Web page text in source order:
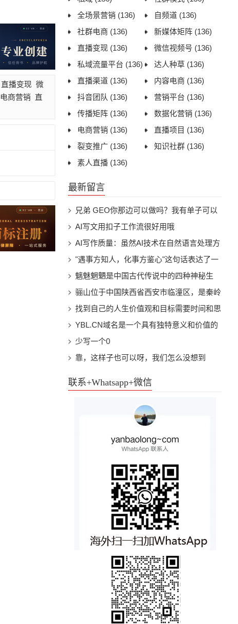
直播变现 微
电商营销 直
全场景营销 (136) 自频道 (136)
社群电商 (136) 新媒体矩阵 (136)
直播变现 (136) 微信视频号 (136)
私域流量平台 (136) 达人种草 (136)
直播渠道 (136) 内容电商 (136)
抖音团队 (136) 营销平台 (136)
传播矩阵 (136) 数据化营销 (136)
电商营销 (136) 直播项目 (136)
裂变推广 (136) 知识社群 (136)
素人直播 (136)
最新留言
兄弟 GEO你那边可以做吗？我有单子可以
甩你吗
AI写文用扣子工作流很好用哦
AI写作质量：虽然AI技术在自然语言处理方
面取得了显著进展，但目前的AI写作水平仍
然有限。AI生成的内容可能缺乏创意、独特
性和深度，这可能会影响网站的用户体验和
搜索引擎排名。
"遇事方知人，化事方鉴心"这句话表达了一
个人在面对事情时才能真正了解另一个人的
本质，以及在处理事情的过程中才能观察到
一个人内心的品质。这句话强调了实践和经
历在了解他人和检验自己品质方面的重要
性。 从这个角度来看，这句话具有一定的
现实意义。在日常生活中，我们往往通过与
一个人的性格、能力和价值观。同样，我们
在处理事情的过程中，也能从自己的行为和
决策中了解到自己的内心世界和价值观。
然而，这句话也存在一定的局限性。首先，
性作用，而忽略了其他途径，如沟通、观察
和了解他人的历史经验等。其次，这句话可
能过于悲观地看待人性，因为它暗示了只有
在遇到问题时才能看清一个人的真面目。
总的来说，"遇事方知人，化事方鉴心"这句
话在一定程度上反映了实践和经历对于了解
他人和认识自己的重要性，但在应用时也应
结合其他方法，以更全面地了解一个人。
魑魅魍魉是中国古代传说中的四种神秘生
物，分别代表着不同的妖怪或鬼怪。这些词
语通常用来形容各种邪恶、诡异的事物。 1.
魑（chī）：据说是一种吃人的山神，形象
为人脸、狮身、熊爪、蛇尾的怪物。也有人
认为魑是指山林中的鬼怪。 2. 魅（mèi）：
象出现，以诱惑男子并吞食其精气。魅也可
以指具有魔力的物品，如宝剑、古董等。 3.
魍（wǎng）：一种水中的鬼怪，据说会引
发洪水、潮汐等灾害。魍也可以指代邪恶的
象为人脸、鸟身、蛇尾的怪物。据说魍魉会
给人带来疾病和灾难。 这四种神秘生物在
中国传统文化中经常被用来象征邪恶、诡异
的事物。在许多文学作品和民间传说中，魑
魅魍魉都会以各种形式出现，给人们带来惊
悚和恐惧。
骊山位于中国陕西省西安市临潼区，是秦岭
山脉的一个支脉。骊山以其秀丽的风景和丰
富的历史文化遗产而著名。春天的骊山更是
美不胜收，万物复苏，生机盎然。
找到自己的人生价值观和目标需要时间和思
考。以下是一些建议，可以帮助你在这个过
程中找到方向： 1. 自我反思：花时间思考
自己的兴趣、优点、弱点和经验。思考这些
欢做什么？我擅长什么？我在哪些方面需要
改进？ 2. 探索和学习：不断学习新知识和
技能，尝试新的活动和经历。这将帮助你发
现自己的热情和潜力。 3. 寻求灵感：阅读
他们的价值观和目标。这可能会激发你的灵
感，帮助你找到自己的方向。 4. 设定目
标：为自己设定短期和长期目标，这将有助
于你明确自己的价值观和目标。确保这些目
标与你的价值观相符，并定期评估和调整它
们。 5. 与他人交流：与亲朋好友、同事或
导师分享你的想法和感受。他们可能会给你
提供有价值的建议和反馈。 6. 写日记：将
你的思考、感受和经历记录下来。这将帮助
你更好地理解自己，并在回顾时发现潜在的
YBL.CN域名是一个具有独特意义和价值的
域名。其中，“YBL”是闫宝龙姓名的首字母
缩写，而“.CN”代表中国，是中国的国家顶
个人特色，又体现了中国元素。对于闫宝龙
而言，YBL.CN域名是他个人品牌的重要组
成部分。这个域名不仅易于记忆和传播，还
能有效地将闫宝龙的个人形象与专业领域相
通过YBL.CN这个域名，闫宝龙可以更好地
展示自己的专业能力和个人魅力，吸引更多
潜在的合作伙伴和客户。此外，YBL.CN域
名的价值还体现在其稀缺性和市场潜力上。
三字母的中文域名在市场上非常罕见，因此
具有很高的投资价值和商业潜力。对于想要
进入中国市场或者拓展中国业务的公司和个
人而言，拥有一个像YBL.CN这样的优质域
名无疑是一个巨大的优势。总的来说，YB
L.CN域名是一个具有独特意义、高价值且
少写一个0
靠，这样子也可以呀，我们怎么没想到
联系+Whatsapp+微信